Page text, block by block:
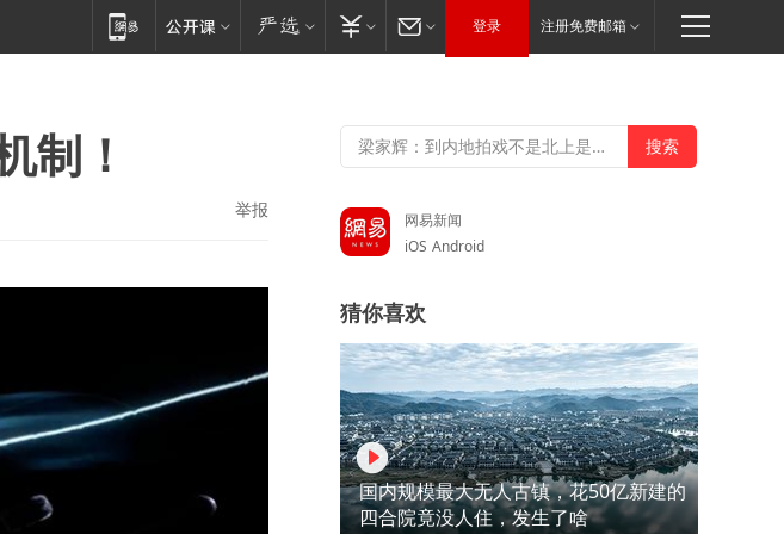
登录 注册免费邮箱
制！
举报
网易新闻
iOS Android
猜你喜欢
国内规模最大无人古镇，花50亿新建的
四合院竟没人住，发生了啥